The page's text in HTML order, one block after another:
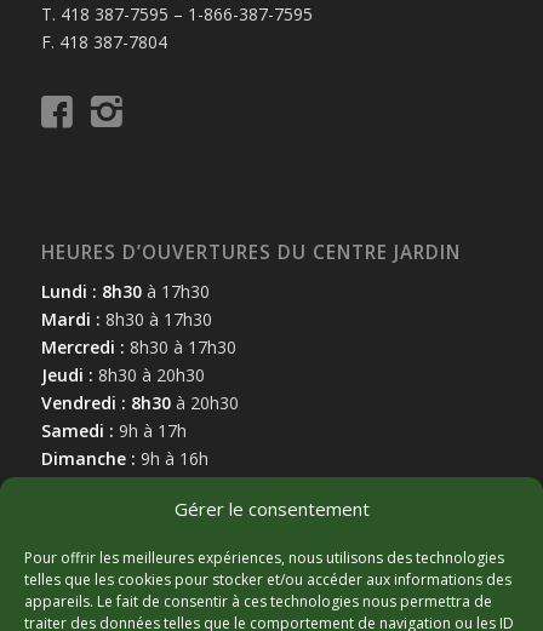
Gérer le consentement
Pour offrir les meilleures expériences, nous utilisons des technologies
telles que les cookies pour stocker et/ou accéder aux informations des
appareils. Le fait de consentir à ces technologies nous permettra de
traiter des données telles que le comportement de navigation ou les ID
T. 418 387-7595 – 1-866-387-7595
F. 418 387-7804
HEURES D’OUVERTURES DU CENTRE JARDIN
Lundi : 8h30à 17h30
Mardi : 8h30 à 17h30
Mercredi : 8h30 à 17h30
Jeudi : 8h30 à 20h30
Vendredi : 8h30à 20h30
Samedi : 9h à 17h
Dimanche : 9h à 16h
MARCHAND AFFILIÉ